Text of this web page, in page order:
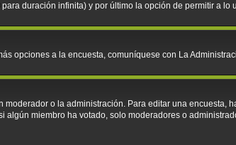
duración infinita) y por último la opción de permitir a lo
opciones a la encuesta, comuníquese con La
o la administración. Para editar una encuesta,
miembro ha votado, solo moderadores o